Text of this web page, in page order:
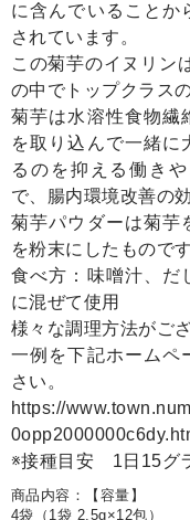
に含んでいることか
されています。
この菊芋のイヌリン
の中でトップクラス
菊芋は水溶性食物繊
を取り込んで一緒に
るのを抑える働き
で、腸内環境改善の
菊芋パウダーは菊芋
を粉末にしたものです
食べ方：味噌汁、だ
に混ぜて使用
様々な調理方法がご
一例を下記ホームペ
さい。
https://
※接種目安 1日15グ
商品内容：【容量】
4袋（1袋 2.5g×12包）